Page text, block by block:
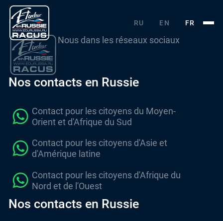
RU EN FR
Nous dans les réseaux sociaux
Nos contacts en Russie
Contact pour les citoyens du Moyen-
Orient et d'Afrique du Sud
Contact pour les citoyens d'Asie et
d'Amérique latine
Contact pour les citoyens d'Afrique du
Nord et de l'Ouest
Nos contacts en Russie